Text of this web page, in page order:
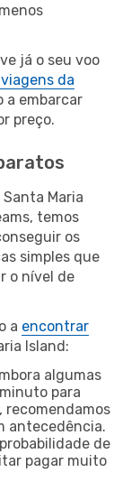
já o seu voo
da
a embarcar
preço.
Maria
temos
os
simples que
o nível de
a encontrar
Island:
algumas
para
antecedência.
de
pagar muito